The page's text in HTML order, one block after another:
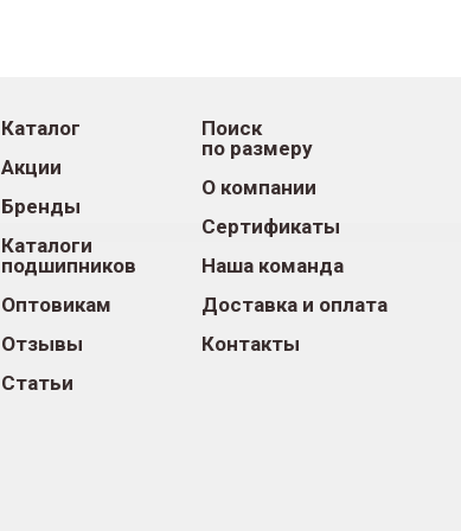
Каталог
Акции
Бренды
Каталоги
подшипников
Оптовикам
Отзывы
Статьи
Поиск
по размеру
О компании
Сертификаты
Наша команда
Доставка и оплата
Контакты